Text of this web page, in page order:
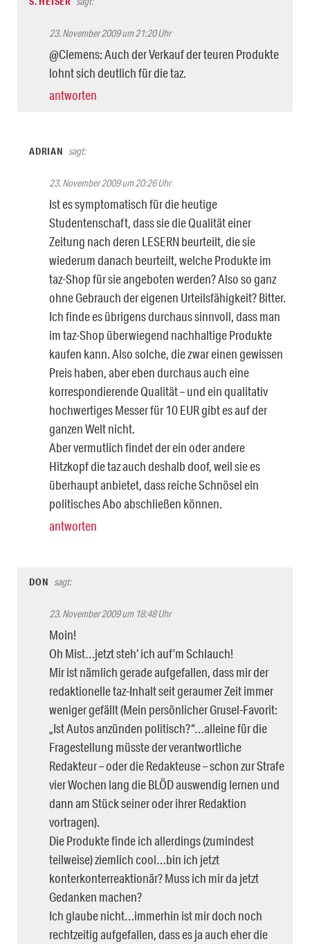
23. November 2009 um 21:20 Uhr
@Clemens: Auch der Verkauf der teuren Produkte
lohnt sich deutlich für die taz.
antworten
ADRIAN sagt:
23. November 2009 um 20:26 Uhr
Ist es symptomatisch für die heutige
Studentenschaft, dass sie die Qualität einer
Zeitung nach deren LESERN beurteilt, die sie
wiederum danach beurteilt, welche Produkte im
taz-Shop für sie angeboten werden? Also so ganz
ohne Gebrauch der eigenen Urteilsfähigkeit? Bitter.
Ich finde es übrigens durchaus sinnvoll, dass man
im taz-Shop überwiegend nachhaltige Produkte
kaufen kann. Also solche, die zwar einen gewissen
Preis haben, aber eben durchaus auch eine
korrespondierende Qualität – und ein qualitativ
hochwertiges Messer für 10 EUR gibt es auf der
ganzen Welt nicht.
Aber vermutlich findet der ein oder andere
Hitzkopf die taz auch deshalb doof, weil sie es
überhaupt anbietet, dass reiche Schnösel ein
politisches Abo abschließen können.
antworten
DON sagt:
23. November 2009 um 18:48 Uhr
Moin!
Oh Mist…jetzt steh‘ ich auf’m Schlauch!
Mir ist nämlich gerade aufgefallen, dass mir der
redaktionelle taz-Inhalt seit geraumer Zeit immer
weniger gefällt (Mein persönlicher Grusel-Favorit:
„Ist Autos anzünden politisch?“…alleine für die
Fragestellung müsste der verantwortliche
Redakteur – oder die Redakteuse – schon zur Strafe
vier Wochen lang die BLÖD auswendig lernen und
dann am Stück seiner oder ihrer Redaktion
vortragen).
Die Produkte finde ich allerdings (zumindest
teilweise) ziemlich cool…bin ich jetzt
konterkonterreaktionär? Muss ich mir da jetzt
Gedanken machen?
Ich glaube nicht…immerhin ist mir doch noch
rechtzeitig aufgefallen, dass es ja auch eher die